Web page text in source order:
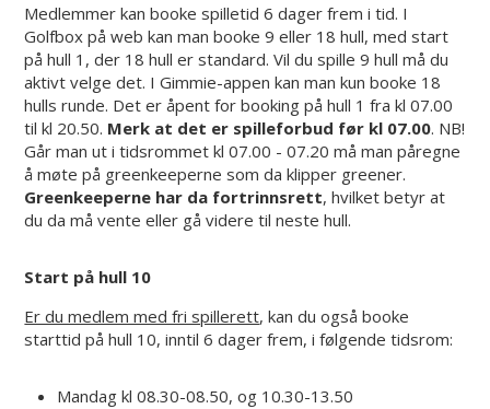
Medlemmer kan booke spilletid 6 dager frem i tid. I
Golfbox på web kan man booke 9 eller 18 hull, med start
på hull 1, der 18 hull er standard. Vil du spille 9 hull må du
aktivt velge det. I Gimmie-appen kan man kun booke 18
hulls runde. Det er åpent for booking på hull 1 fra kl 07.00
til kl 20.50. Merk at det er spilleforbud før kl 07.00. NB!
Går man ut i tidsrommet kl 07.00 - 07.20 må man påregne
å møte på greenkeeperne som da klipper greener.
Greenkeeperne har da fortrinnsrett, hvilket betyr at
du da må vente eller gå videre til neste hull.
Start på hull 10
Er du medlem med fri spillerett, kan du også booke
starttid på hull 10, inntil 6 dager frem, i følgende tidsrom:
Mandag kl 08.30-08.50, og 10.30-13.50